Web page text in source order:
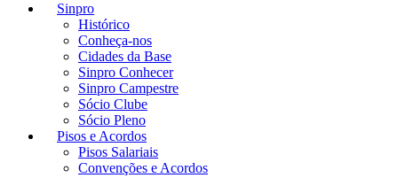
Sinpro
Histórico
Conheça-nos
Cidades da Base
Sinpro Conhecer
Sinpro Campestre
Sócio Clube
Sócio Pleno
Pisos e Acordos
Pisos Salariais
Convenções e Acordos